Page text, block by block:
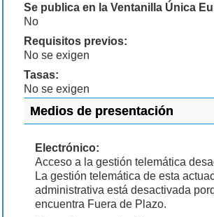
Se publica en la Ventanilla Única
No
Requisitos previos:
No se exigen
Tasas:
No se exigen
Medios de presentación
Electrónico:
Acceso a la gestión telemática
La gestión telemática de esta
administrativa está desactivada
encuentra Fuera de Plazo.